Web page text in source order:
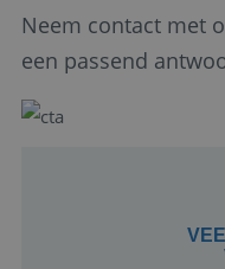
Neem contact met
een passend